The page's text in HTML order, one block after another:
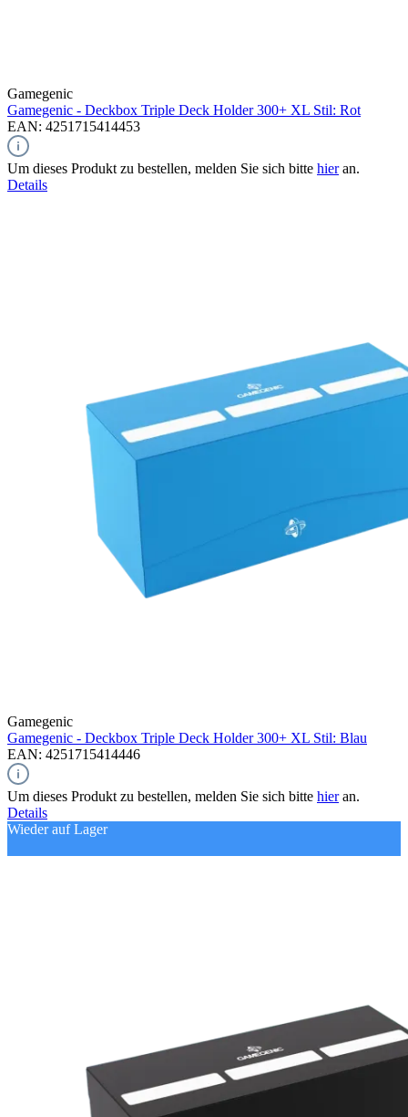
Gamegenic
Gamegenic - Deckbox Triple Deck Holder 300+ XL Stil: Rot
EAN: 4251715414453
Um dieses Produkt zu bestellen, melden Sie sich bitte hieran.
Details
Gamegenic
Gamegenic - Deckbox Triple Deck Holder 300+ XL Stil: Blau
EAN: 4251715414446
Um dieses Produkt zu bestellen, melden Sie sich bitte hieran.
Details
Wieder auf Lager